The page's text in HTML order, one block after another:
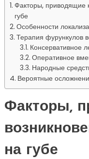
Факторы, приводящие
губе
Особенности
Терапия фурункулов
Консервативное
Оперативное
Народные
Вероятные
Факторы,
на губе